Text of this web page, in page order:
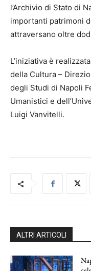
l’Archivio di Stato di
importanti patrimoni
attraversano oltre
L’iniziativa è
della Cultura –
degli Studi di Napoli
Umanistici e
Luigi Vanvitelli.
ALTRI ARTICOLI